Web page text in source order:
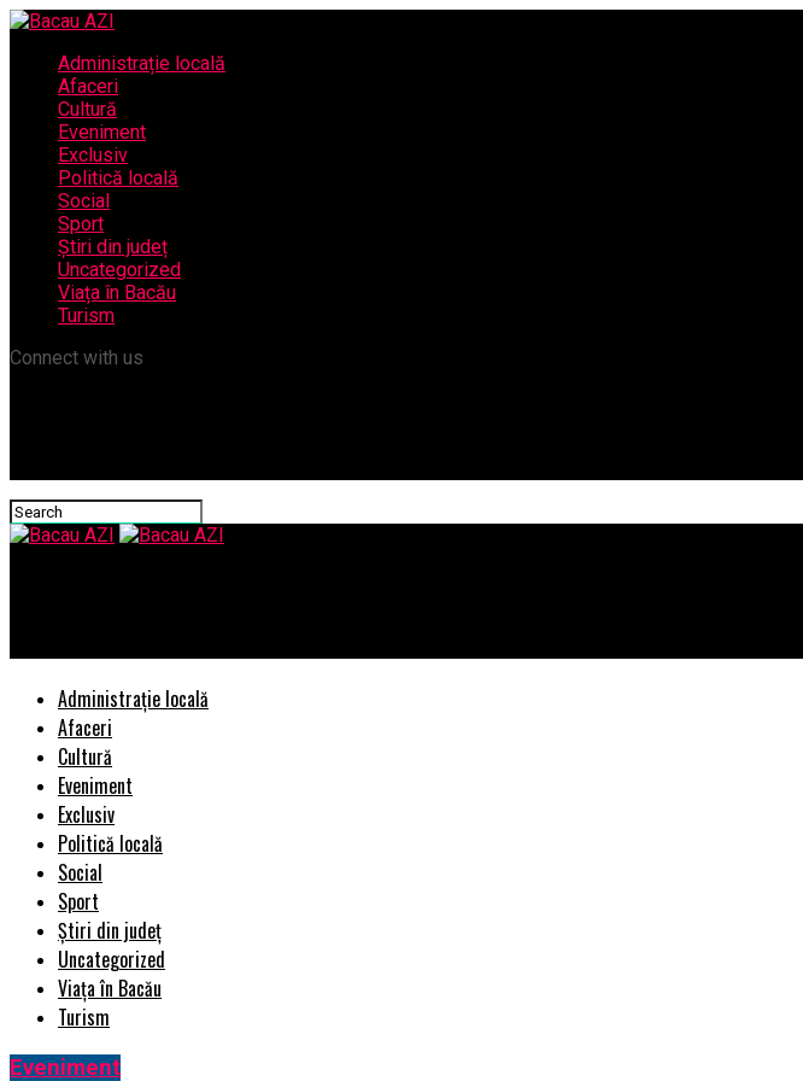
Administrație locală
Afaceri
Cultură
Eveniment
Exclusiv
Politică locală
Social
Sport
Știri din județ
Uncategorized
Viața în Bacău
Turism
Connect with us
Administrație locală
Afaceri
Cultură
Eveniment
Exclusiv
Politică locală
Social
Sport
Știri din județ
Uncategorized
Viața în Bacău
Turism
Eveniment